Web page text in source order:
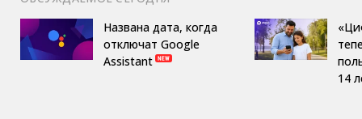
Названа дата, когда
отключат Google
Assistant
14